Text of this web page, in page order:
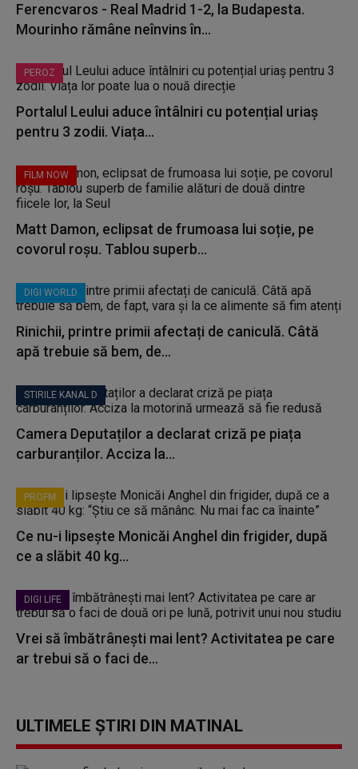
Ferencvaros - Real Madrid 1-2, la Budapesta.
Mourinho rămâne neînvins în...
PEROZ
Portalul Leului aduce întâlniri cu potențial uriaș
pentru 3 zodii. Viața...
FILM NOW
Matt Damon, eclipsat de frumoasa lui soție, pe
covorul roșu. Tablou superb...
DIGI WORLD
Rinichii, printre primii afectați de caniculă. Câtă
apă trebuie să bem, de...
STIRILE KANAL D
Camera Deputaților a declarat criză pe piața
carburanților. Acciza la...
PROFM
Ce nu-i lipsește Monicăi Anghel din frigider, după
ce a slăbit 40 kg...
DIGI LIFE
Vrei să îmbătrânești mai lent? Activitatea pe care
ar trebui să o faci de...
ULTIMELE ȘTIRI DIN MATINAL